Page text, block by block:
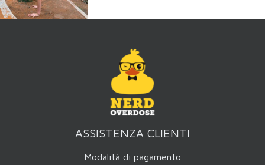
ASSISTENZA CLIENTI
Modalità di pagamento